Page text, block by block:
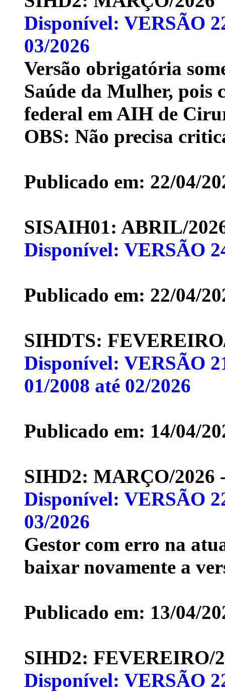
Disponível: VERSÃO
03/2026
Versão obrigatória
Saúde da Mulher, pois
federal em AIH de
OBS: Não precisa
Publicado em: 22/04/
SISAIH01: ABRIL/
Disponível: VERSÃO
Publicado em: 22/04/
SIHDTS:
Disponível: VERSÃO
01/2008 até 02/2026
Publicado em: 14/04/
SIHD2: MARÇO/
Disponível: VERSÃO
03/2026
Gestor com erro na
baixar novamente a
Publicado em: 13/04/
SIHD2: FEVEREIRO/
Disponível: VERSÃO